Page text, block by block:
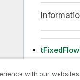
tLogRow
with our